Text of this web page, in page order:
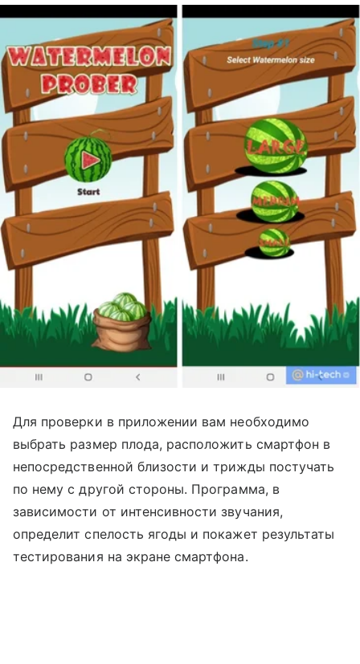
Для проверки в приложении вам необходимо
выбрать размер плода, расположить смартфон в
непосредственной близости и трижды постучать
по нему с другой стороны. Программа, в
зависимости от интенсивности звучания,
определит спелость ягоды и покажет результаты
тестирования на экране смартфона.